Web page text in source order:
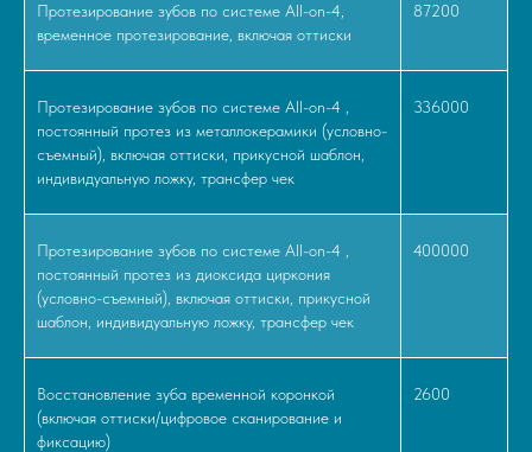
Протезирование зубов по системе All-on-4,
временное протезирование, включая оттиски
87200
Протезирование зубов по системе All-on-4 ,
постоянный протез из металлокерамики (условно-
съемный), включая оттиски, прикусной шаблон,
индивидуальную ложку, трансфер чек
336000
Протезирование зубов по системе All-on-4 ,
постоянный протез из диоксида циркония
(условно-съемный), включая оттиски, прикусной
шаблон, индивидуальную ложку, трансфер чек
400000
Восстановление зуба временной коронкой
(включая оттиски/цифровое сканирование и
фиксацию)
2600